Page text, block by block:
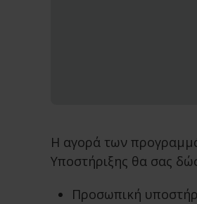
Η αγορά των
Υποστήριξης θα σας
Προσωπική